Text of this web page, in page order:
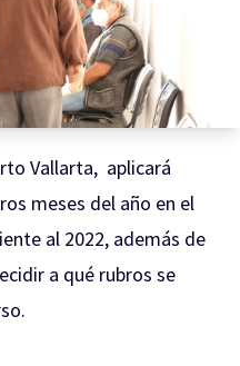
Vallarta, aplicará
meses del año en el
al 2022, además de
a qué rubros se